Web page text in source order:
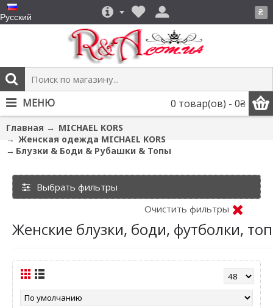
Русский ₴
0 товар(ов) - 0₴
МЕНЮ
Главная
MICHAEL KORS
Женская одежда MICHAEL KORS
Блузки & Боди & Рубашки & Топы
Выбрать фильтры
Очистить фильтры
Женские блузки, боди, футболки,